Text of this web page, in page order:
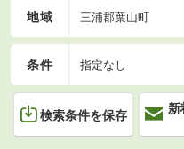
地域 三浦郡葉山町
条件 指定なし
検索条件を保存
新